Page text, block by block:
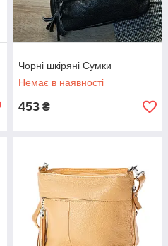
Чорні шкіряні Сумки
Немає в наявності
453 ₴